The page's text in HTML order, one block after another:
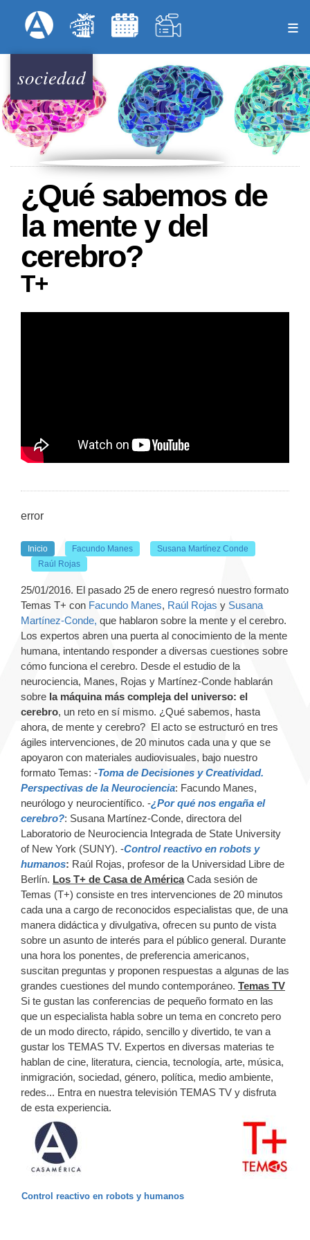
al
Menú Superior
sociedad
¿Qué sabemos de
la mente y del
cerebro?
T+
error
Inicio Facundo Manes
Susana Martínez Conde
Raúl Rojas
25/01/2016. El pasado 25 de enero regresó nuestro formato
Temas T+ con Facundo Manes, Raúl Rojas y Susana
Martínez-Conde, que hablaron sobre la mente y el cerebro.
Los expertos abren una puerta al conocimiento de la mente
humana, intentando responder a diversas cuestiones sobre
cómo funciona el cerebro. Desde el estudio de la
neurociencia, Manes, Rojas y Martínez-Conde hablarán
sobre la máquina más compleja del universo: el
cerebro, un reto en sí mismo. ¿Qué sabemos, hasta
ahora, de mente y cerebro? El acto se estructuró en tres
ágiles intervenciones, de 20 minutos cada una y que se
apoyaron con materiales audiovisuales, bajo nuestro
formato Temas: -Toma de Decisiones y Creatividad.
Perspectivas de la Neurociencia: Facundo Manes,
neurólogo y neurocientífico. -¿Por qué nos engaña el
cerebro?: Susana Martínez-Conde, directora del
Laboratorio de Neurociencia Integrada de State University
of New York (SUNY). -Control reactivo en robots y
humanos: Raúl Rojas, profesor de la Universidad Libre de
Berlín. Los T+ de Casa de AméricaCada sesión de
Temas (T+) consiste en tres intervenciones de 20 minutos
cada una a cargo de reconocidos especialistas que, de una
manera didáctica y divulgativa, ofrecen su punto de vista
sobre un asunto de interés para el público general. Durante
una hora los ponentes, de preferencia americanos,
suscitan preguntas y proponen respuestas a algunas de las
grandes cuestiones del mundo contemporáneo. Temas TV
Si te gustan las conferencias de pequeño formato en las
que un especialista habla sobre un tema en concreto pero
de un modo directo, rápido, sencillo y divertido, te van a
gustar los TEMAS TV. Expertos en diversas materias te
hablan de cine, literatura, ciencia, tecnología, arte, música,
inmigración, sociedad, género, política, medio ambiente,
redes... Entra en nuestra televisión TEMAS TV y disfruta
de esta experiencia.
Control reactivo en robots y humanos